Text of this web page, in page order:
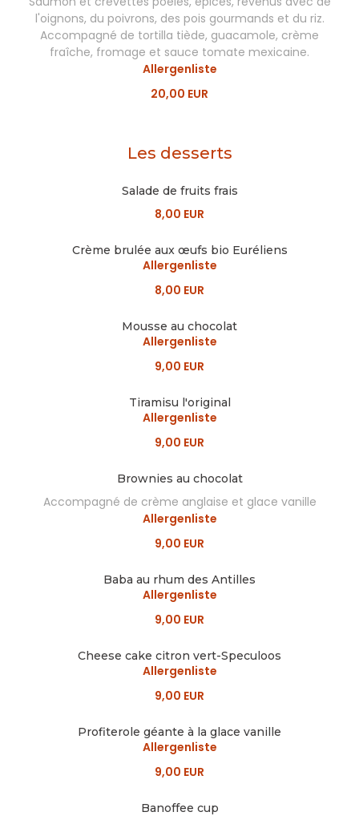
l'oignons, du poivrons, des pois gourmands et du riz.
Accompagné de tortilla tiède, guacamole, crème
fraîche, fromage et sauce tomate mexicaine.
Allergenliste
20,00 EUR
Les desserts
Salade de fruits frais
8,00 EUR
Crème brulée aux œufs bio Euréliens
Allergenliste
8,00 EUR
Mousse au chocolat
Allergenliste
9,00 EUR
Tiramisu l'original
Allergenliste
9,00 EUR
Brownies au chocolat
Accompagné de crème anglaise et glace vanille
Allergenliste
9,00 EUR
Baba au rhum des Antilles
Allergenliste
9,00 EUR
Cheese cake citron vert-Speculoos
Allergenliste
9,00 EUR
Profiterole géante à la glace vanille
Allergenliste
9,00 EUR
Banoffee cup